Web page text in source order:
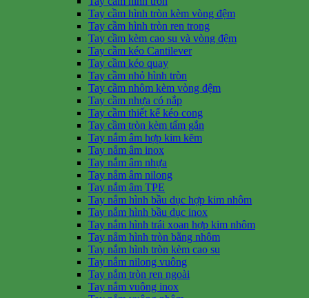
Tay cầm hình tròn kèm vòng đệm
Tay cầm hình tròn ren trong
Tay cầm kèm cao su và vòng đệm
Tay cầm kéo Cantilever
Tay cầm kéo quay
Tay cầm nhỏ hình tròn
Tay cầm nhôm kèm vòng đệm
Tay cầm nhựa có nắp
Tay cầm thiết kế kéo cong
Tay cầm tròn kèm tấm gắn
Tay nắm âm hợp kim kẽm
Tay nắm âm inox
Tay nắm âm nhựa
Tay nắm âm nilong
Tay nắm âm TPE
Tay nắm hình bầu dục hợp kim nhôm
Tay nắm hình bầu dục inox
Tay nắm hình trái xoan hợp kim nhôm
Tay nắm hình tròn bằng nhôm
Tay nắm hình tròn kèm cao su
Tay nắm nilong vuông
Tay nắm tròn ren ngoài
Tay nắm vuông inox